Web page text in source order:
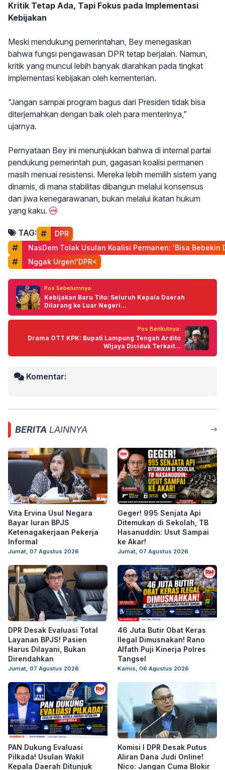
Kritik Tetap Ada, Tapi Fokus pada Implementasi
Kebijakan
Meski mendukung pemerintahan, Bey menegaskan
bahwa fungsi pengawasan DPR tetap berjalan. Namun,
kritik yang muncul lebih banyak diarahkan pada tingkat
implementasi kebijakan oleh kementerian.
“Jangan sampai program bagus dari Presiden tidak bisa
diterjemahkan dengan baik oleh para menterinya,”
ujarnya.
Pernyataan Bey ini menunjukkan bahwa di internal partai
pendukung pemerintah pun, gagasan koalisi permanen
masih menuai resistensi. Mereka lebih memilih sistem yang
dinamis, di mana stabilitas dibangun melalui konsensus
dan jiwa kenegarawanan, bukan melalui ikatan hukum
yang kaku.
TAG:
DPR
NasDem Tolak Usulan Koalisi Permanen: 'Bisa Bebekin
Nggak Urgen!'DPR<
Pos Sebelumnya:
Kebijakan Baru Tito: Seluruh Kepala Daerah
Dilarang ke Luar Negeri...
Pos Berikutnya:
Drama OTT KPK: Bupati Lampung Tengah Ardito
Wijaya Diciduk Terkait...
Komentar:
BERITA LAINNYA
Vita Ervina Usul Negara
Bayar Iuran BPJS
Ketenagakerjaan Pekerja
Informal
Jumat, 07 Agustus 2026
Geger! 995 Senjata Api
Ditemukan di Sekolah, TB
Hasanuddin: Usut Sampai
ke Akar!
Jumat, 07 Agustus 2026
DPR Desak Evaluasi Total
Layanan BPJS! Pasien
Harus Dilayani, Bukan
Direndahkan
Jumat, 07 Agustus 2026
46 Juta Butir Obat Keras
Ilegal Dimusnakan! Rano
Alfath Puji Kinerja Polres
Tangsel
Kamis, 06 Agustus 2026
PAN Dukung Evaluasi
Pilkada! Usulan Wakil
Kepala Daerah Ditunjuk
Komisi I DPR Desak Putus
Aliran Dana Judi Online!
Nico: Jangan Cuma Blokir